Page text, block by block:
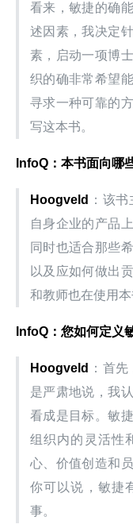
看来，敏捷的确
述因素，我决定
素，启动一项博
织的确非常希望
寻求一种可靠的
写这本书。
InfoQ：本书面向哪
Hoogveld
：该
自身企业的产品
同时也适合那些
以及应如何做出
和教师也在使用本
InfoQ：您如何定义
Hoogveld
：首
是严肃地说，我
看成是目标。敏
组织内的灵活性
心、价值创造和
你可以说，敏捷
事。